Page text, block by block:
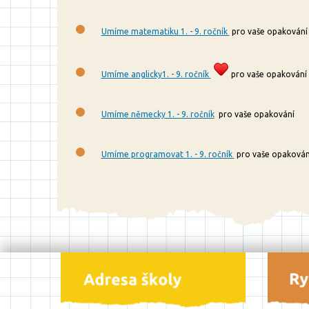
Umíme matematiku 1. - 9. ročník pro vaše opakování
Umíme anglicky1. - 9. ročník pro vaše opakování
Umíme německy 1. - 9. ročníkpro vaše opakování
Umíme programovat 1. - 9. ročník pro vaše